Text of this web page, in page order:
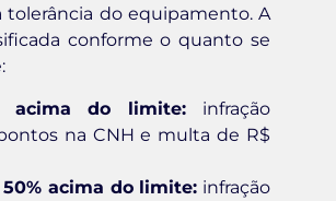
tolerância do equipamento. A
conforme o quanto se
acima do limite: infração
na CNH e multa de R$
50% acima do limite: infração